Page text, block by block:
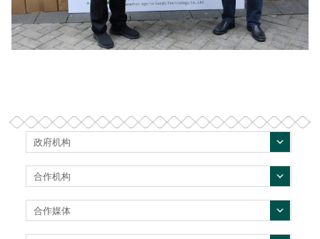
政府机构
合作机构
合作媒体